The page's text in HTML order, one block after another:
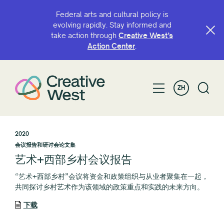
Federal arts and cultural policy is
evolving rapidly. Stay informed and
take action through Creative West’s
Action Center.
ZH
2020
会议报告和研讨会论文集
艺术+西部乡村会议报告
“艺术+西部乡村”会议将资金和政策组织与从业者聚集在一起，
共同探讨乡村艺术作为该领域的政策重点和实践的未来方向。
下载